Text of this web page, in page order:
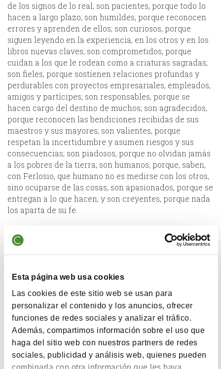
Esta página web usa cookies
Las cookies de este sitio web se usan para
personalizar el contenido y los anuncios, ofrecer
funciones de redes sociales y analizar el tráfico.
Además, compartimos información sobre el uso que
haga del sitio web con nuestros partners de redes
sociales, publicidad y análisis web, quienes pueden
combinarla con otra información que les haya
de los signos de lo real; son pacientes, porque todo lo
hacen a largo plazo; son humildes, porque reconocen
errores y aprenden de ellos; son curiosos, porque
siguen leyendo en la experiencia, en los otros y en los
libros nuevas claves; son comprometidos, porque
cuidan a los que le rodean como a criaturas sagradas;
son fieles, porque sostienen relaciones profundas y
perdurables con proyectos empresariales, empleados,
amigos y partícipes; son responsables, porque se
hacen cargo del destino de muchos; son agradecidos,
porque reconocen las bendiciones recibidas de sus
maestros y sus mayores; son valientes, porque
respetan la incertidumbre y asumen riesgos y sus
consecuencias; son piadosos, porque no olvidan jamás
a los pobres de la tierra; son humanos, porque, saben,
con Ferlosio, que humano no es medirse con los otros,
sino ocuparse de las cosas; son apasionados, porque se
entregan a lo que hacen; y son creyentes, porque nada
los aparta de su fe.
En este mundo ya ingrávido por abandono, ellos son
seres antiguos, de otro tiempo, seres pacientes, lentos
pasado diez años. Su fe radical en la vida les ha dado
una vez más la razón. Esto significa que mientras
perseveremos en esa fidelidad y en esa fe del corazón
antigua, analógica y sencillísima, la vida –con su
razón, con su verdad- no nos abandonará nunca, ni
siquiera en los días más difíciles. Qué alegría.